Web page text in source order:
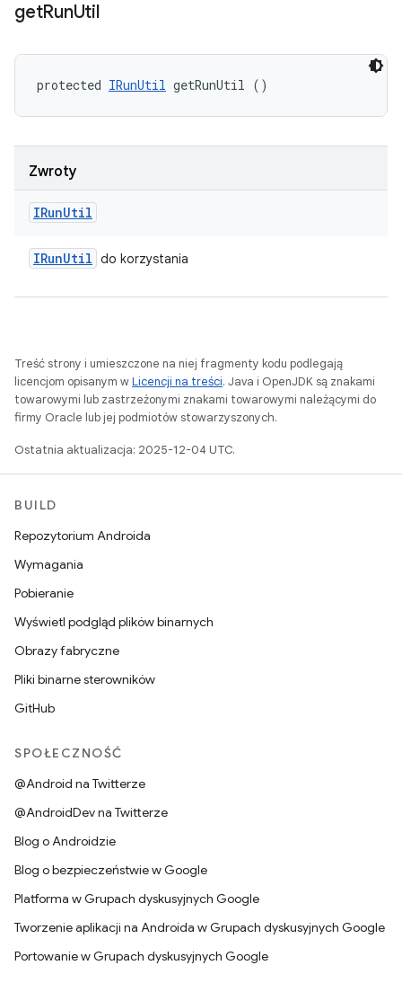
getRunUtil
protected IRunUtil getRunUtil ()
Zwroty
IRunUtil
IRunUtil do korzystania
Treść strony i umieszczone na niej fragmenty kodu podlegają
licencjom opisanym wLicencji na treści. Java i OpenJDK są znakami
towarowymi lub zastrzeżonymi znakami towarowymi należącymi do
firmy Oracle lub jej podmiotów stowarzyszonych.
Ostatnia aktualizacja: 2025-12-04 UTC.
BUILD
Repozytorium Androida
Wymagania
Pobieranie
Wyświetl podgląd plików binarnych
Obrazy fabryczne
Pliki binarne sterowników
GitHub
SPOŁECZNOŚĆ
@Android na Twitterze
@AndroidDev na Twitterze
Blog o Androidzie
Blog o bezpieczeństwie w Google
Platforma w Grupach dyskusyjnych Google
Tworzenie aplikacji na Androida w Grupach dyskusyjnych Google
Portowanie w Grupach dyskusyjnych Google